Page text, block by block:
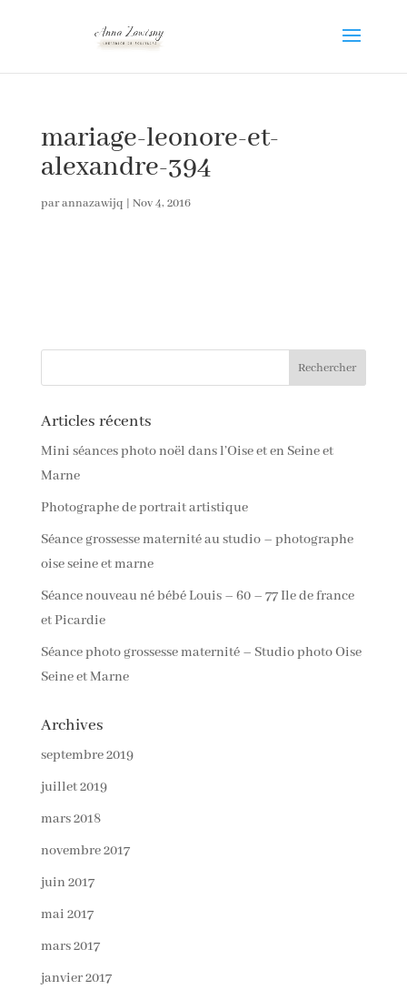
mariage-leonore-et-
alexandre-394
parannazawijq | Nov 4, 2016
Articles récents
Mini séances photo noël dans l’Oise et en Seine et
Marne
Photographe de portrait artistique
Séance grossesse maternité au studio – photographe
oise seine et marne
Séance nouveau né bébé Louis – 60 – 77 Ile de france
et Picardie
Séance photo grossesse maternité – Studio photo Oise
Seine et Marne
Archives
septembre 2019
juillet 2019
mars 2018
novembre 2017
juin 2017
mai 2017
mars 2017
janvier 2017